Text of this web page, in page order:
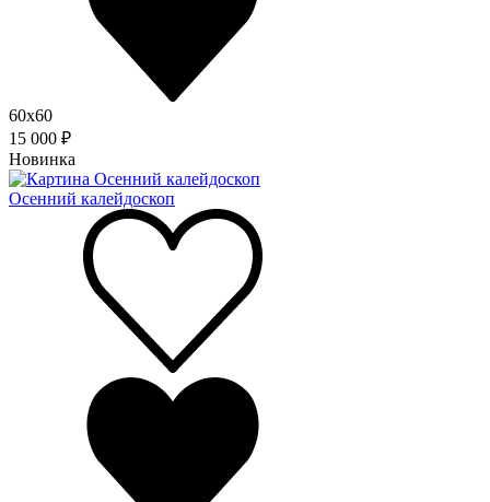
60x60
15 000 ₽
Новинка
Осенний калейдоскоп